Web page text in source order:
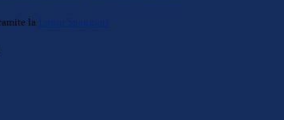
la Login Spaggiari